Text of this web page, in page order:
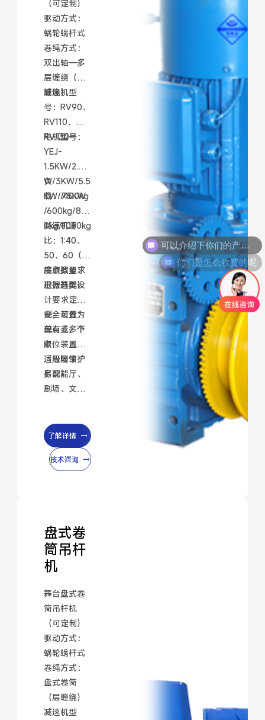
（可定制）
驱动方式：
蜗轮蜗杆式
卷绳方式：
双出轴—多
层缠绕（层
缠绕）
减速机型
号：RV90、
RV110、
RV130
电机型号：
YEJ-
1.5KW/2.2K
W/3KW/5.5
KW/7.5KW
负
载：/400kg
/600kg/80
0kg/1000kg
减速机速
比：1:40、
50、60（速
度根据要求
进行选配）
吊点数量：
根据舞美设
计要求定
制，可分为
单点或多个
点
安全装置：
配有上、下
限位装置
（极限保护
另配）
适用场馆：
多功能厅、
剧场、文化
馆了解详情
技术咨询
盘式卷
筒吊杆
机
舞台盘式卷
筒吊杆机
（可定制）
驱动方式：
蜗轮蜗杆式
卷绳方式：
盘式卷筒
（层缠绕）
减速机型
你们是怎么收费的呢